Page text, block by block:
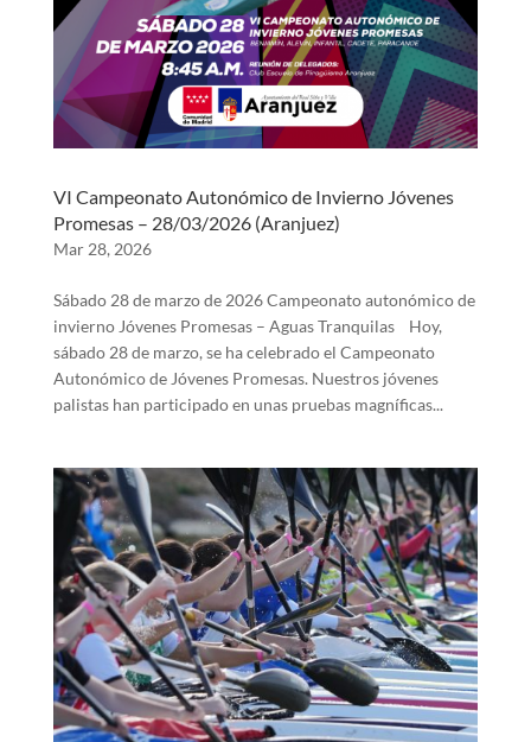
VI Campeonato Autonómico de Invierno Jóvenes
Promesas – 28/03/2026 (Aranjuez)
Mar 28, 2026
Sábado 28 de marzo de 2026 Campeonato autonómico de
invierno Jóvenes Promesas – Aguas Tranquilas Hoy,
sábado 28 de marzo, se ha celebrado el Campeonato
Autonómico de Jóvenes Promesas. Nuestros jóvenes
palistas han participado en unas pruebas magníficas...